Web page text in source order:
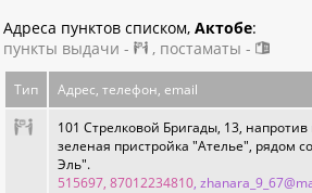
Адреса пунктов списком, Актобе:
пункты выдачи -
, постаматы -
Тип Адрес, телефон, email
101 Стрелковой Бригады, 13,
зеленая пристройка "Ателье", рядом
Эль".
515697, 87012234810,